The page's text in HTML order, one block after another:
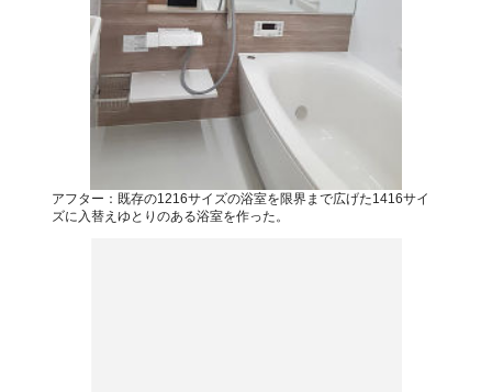
アフター：既存の1216サイズの浴室を限界まで広げた1416サイ
ズに入替えゆとりのある浴室を作った。